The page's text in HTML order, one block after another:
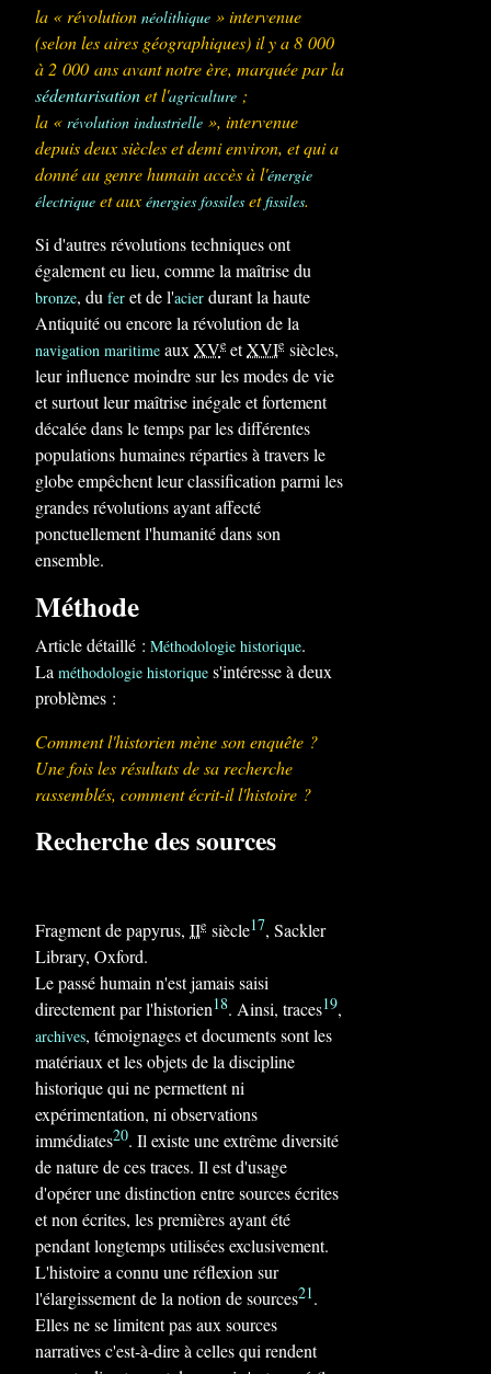
la « révolution néolithique » intervenue
(selon les aires géographiques) il y a 8 000
à 2 000 ans avant notre ère, marquée par la
sédentarisationet l'agriculture ;
la « révolution industrielle », intervenue
depuis deux siècles et demi environ, et qui a
donné au genre humain accès à l'énergie
électrique et aux énergies fossiles etfissiles.
Si d'autres révolutions techniques ont
également eu lieu, comme la maîtrise du
bronze, du fer et de l'acier durant la haute
Antiquité ou encore la révolution de la
navigation maritime aux XVe etXVIe siècles,
leur influence moindre sur les modes de vie
et surtout leur maîtrise inégale et fortement
décalée dans le temps par les différentes
populations humaines réparties à travers le
globe empêchent leur classification parmi les
grandes révolutions ayant affecté
ponctuellement l'humanité dans son
ensemble.
Méthode
Article détaillé : Méthodologie historique.
La méthodologie historique s'intéresse à deux
problèmes :
Comment l'historien mène son enquête ?
Une fois les résultats de sa recherche
rassemblés, comment écrit-il l'histoire ?
Recherche des sources
Fragment de papyrus, IIe siècle17, Sackler
Library, Oxford.
Le passé humain n'est jamais saisi
directement par l'historien18. Ainsi, traces19,
archives, témoignages et documents sont les
matériaux et les objets de la discipline
historique qui ne permettent ni
expérimentation, ni observations
immédiates20. Il existe une extrême diversité
de nature de ces traces. Il est d'usage
d'opérer une distinction entre sources écrites
et non écrites, les premières ayant été
pendant longtemps utilisées exclusivement.
L'histoire a connu une réflexion sur
l'élargissement de la notion de sources21.
Elles ne se limitent pas aux sources
narratives c'est-à-dire à celles qui rendent